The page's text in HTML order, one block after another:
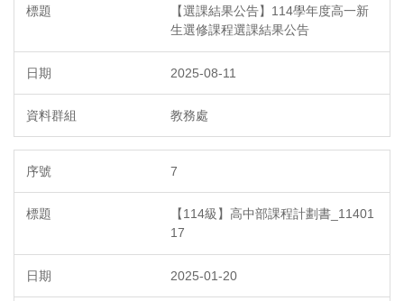
【選課結果公告】114學年度高一新
生選修課程選課結果公告
2025-08-11
教務處
7
【114級】高中部課程計劃書_11401
17
2025-01-20